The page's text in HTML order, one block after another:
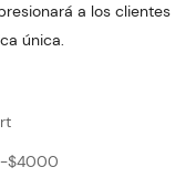
a los clientes
única.
$4000